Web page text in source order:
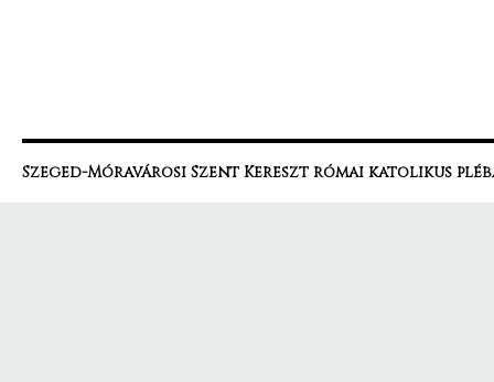
Szeged-Móravárosi Szent Kereszt római katolikus